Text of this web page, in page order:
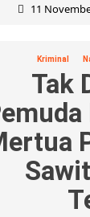
11
Kriminal
Tak